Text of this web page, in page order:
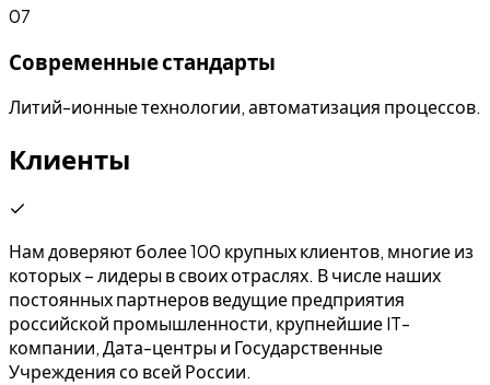
07
Современные стандарты
Литий-ионные технологии, автоматизация процессов.
Клиенты
Нам доверяют более 100 крупных клиентов, многие из
которых – лидеры в своих отраслях. В числе наших
постоянных партнеров ведущие предприятия
российской промышленности, крупнейшие IT-
компании, Дата-центры и Государственные
Учреждения со всей России.